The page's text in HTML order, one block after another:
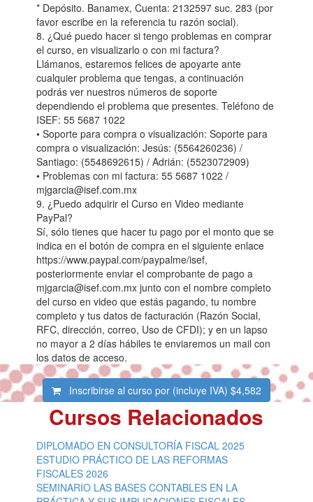
* Depósito. Banamex, Cuenta: 2132597 suc. 283 (por
favor escribe en la referencia tu razón social).
8. ¿Qué puedo hacer si tengo problemas en comprar
el curso, en visualizarlo o con mi factura?
Llámanos, estaremos felices de apoyarte ante
cualquier problema que tengas, a continuación
podrás ver nuestros números de soporte
dependiendo el problema que presentes. Teléfono de
ISEF: 55 5687 1022
• Soporte para compra o visualización: Soporte para
compra o visualización: Jesús: (5564260236) /
Santiago: (5548692615) / Adrián: (5523072909)
• Problemas con mi factura: 55 5687 1022 /
mjgarcia@isef.com.mx
9. ¿Puedo adquirir el Curso en Video mediante
PayPal?
Sí, sólo tienes que hacer tu pago por el monto que se
indica en el botón de compra en el siguiente enlace
https://www.paypal.com/paypalme/isef,
posteriormente enviar el comprobante de pago a
mjgarcia@isef.com.mx junto con el nombre completo
del curso en video que estás pagando, tu nombre
completo y tus datos de facturación (Razón Social,
RFC, dirección, correo, Uso de CFDI); y en un lapso
no mayor a 2 días hábiles te enviaremos un mail con
los datos de acceso.
Inscribirse al curso por (incluye IVA) $4,582
Cursos Relacionados
DIPLOMADO EN CONSULTORÍA FISCAL 2025
ESTUDIO PRÁCTICO DE LAS REFORMAS
FISCALES 2026
SEMINARIO LAS BASES CONTABLES EN LA